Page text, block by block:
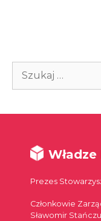
Szukaj:
Władze
Prezes
Członkowie
Sławomir